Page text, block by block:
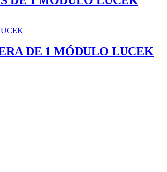
DE 1 MÓDULO LUCEK